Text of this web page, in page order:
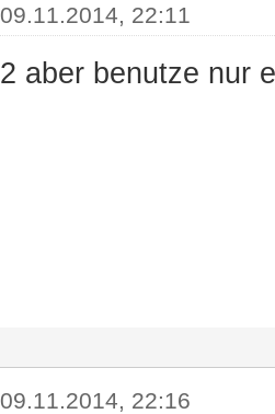
09.11.2014, 22:11
2 aber benutze nur
09.11.2014, 22:16